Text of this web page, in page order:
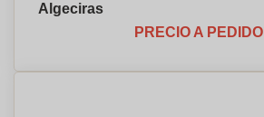
Algeciras
PRECIO A PEDIDO